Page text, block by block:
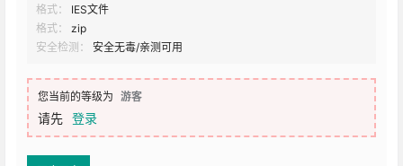
格式：
IES文件
格式：
zip
安全检测：
安全无毒/亲测可用
您当前的等级为 游客
请先 登录